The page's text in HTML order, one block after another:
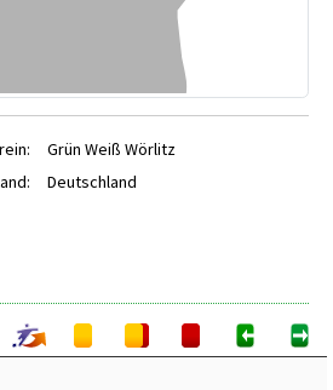
Grün Weiß Wörlitz
Deutschland